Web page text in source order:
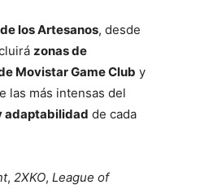
los Artesanos, desde
zonas de
Movistar Game Club y
las más intensas del
adaptabilidad de cada
, 2XKO, League of